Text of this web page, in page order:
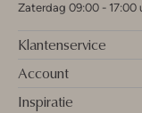
Zaterdag 09:00 - 17:00
Klantenservice
Account
Inspiratie